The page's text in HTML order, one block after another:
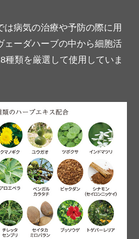
は病気の治療や予防の際に用
ェーダハーブの中から細胞活
種類を厳選して使用していま